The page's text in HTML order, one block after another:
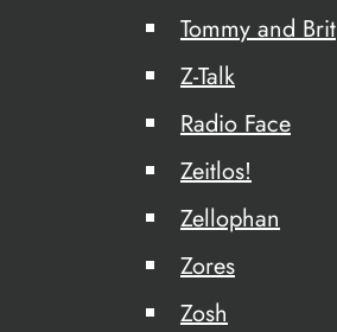
Tommy and Brit
Z-Talk
Radio Face
Zeitlos!
Zellophan
Zores
Zosh